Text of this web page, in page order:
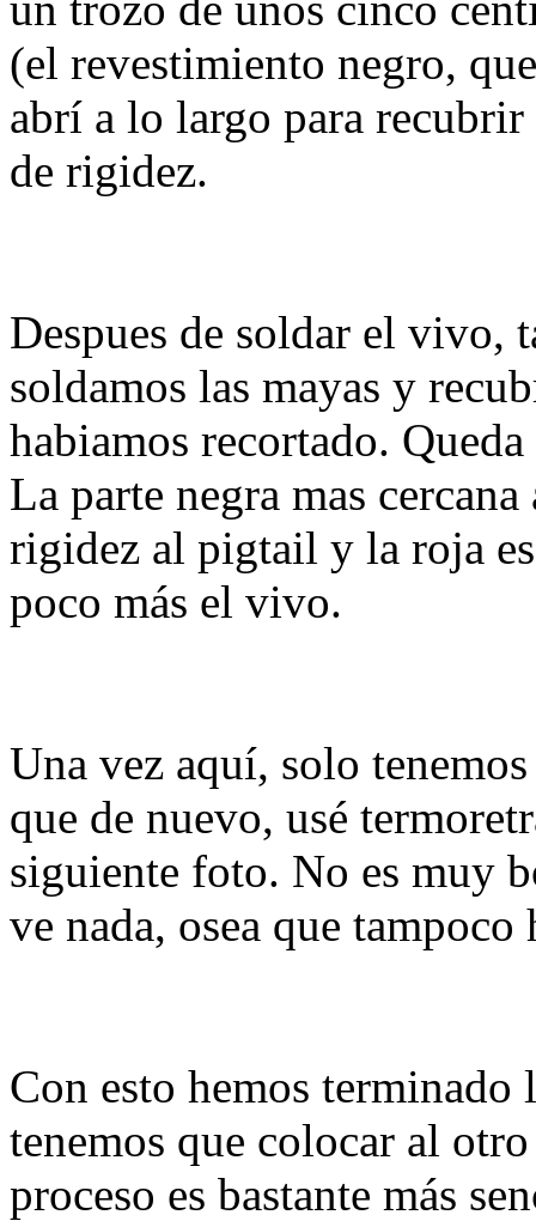
(el revestimiento negro,
abrí a lo largo para
de rigidez.
Despues de soldar el vivo,
soldamos las mayas y
habiamos recortado.
La parte negra mas
rigidez al pigtail y la roja
poco más el vivo.
Una vez aquí, solo
que de nuevo, usé
siguiente foto. No es muy
ve nada, osea que
Con esto hemos
tenemos que colocar al
proceso es bastante más